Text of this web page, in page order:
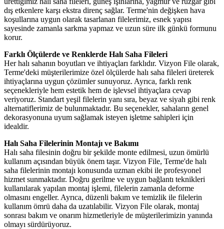
dış etkenlere karşı ekstra direnç sağlar. Terme'nin değişken hava
koşullarına uygun olarak tasarlanan filelerimiz, esnek yapısı
sayesinde zamanla sarkma yapmaz ve uzun süre ilk günkü formunu
korur.
Farklı Ölçülerde ve Renklerde Halı Saha Fileleri
Her halı sahanın boyutları ve ihtiyaçları farklıdır. Vizyon File olarak,
Terme'deki müşterilerimize özel ölçülerde halı saha fileleri üreterek
ihtiyaçlarına uygun çözümler sunuyoruz. Ayrıca, farklı renk
seçenekleriyle hem estetik hem de işlevsel ihtiyaçlara cevap
veriyoruz. Standart yeşil filelerin yanı sıra, beyaz ve siyah gibi renk
alternatiflerimiz de bulunmaktadır. Bu seçenekler, sahaların genel
dekorasyonuna uyum sağlamak isteyen işletme sahipleri için
idealdir.
Halı Saha Filelerinin Montajı ve Bakımı
Halı saha filesinin doğru bir şekilde monte edilmesi, uzun ömürlü
kullanım açısından büyük önem taşır. Vizyon File, Terme'de halı
saha filelerinin montajı konusunda uzman ekibi ile profesyonel
hizmet sunmaktadır. Doğru gerilme ve uygun bağlantı teknikleri
kullanılarak yapılan montaj işlemi, filelerin zamanla deforme
olmasını engeller. Ayrıca, düzenli bakım ve temizlik ile filelerin
kullanım ömrü daha da uzatılabilir. Vizyon File olarak, montaj
sonrası bakım ve onarım hizmetleriyle de müşterilerimizin yanında
olmayı sürdürüyoruz.